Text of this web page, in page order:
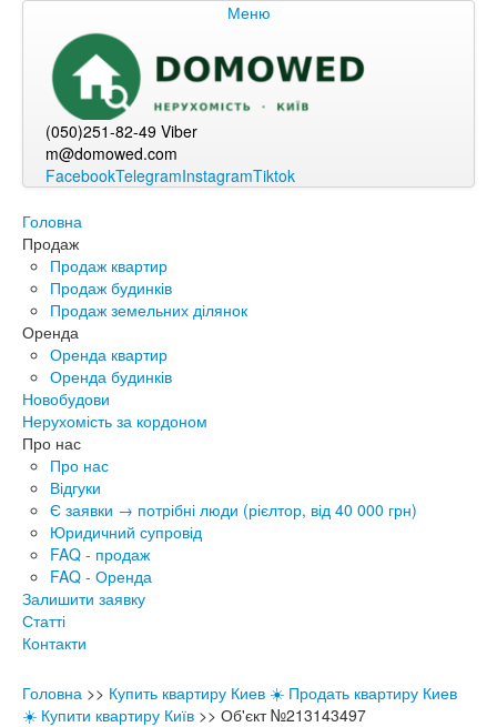
Меню
(050)251-82-49 Viber
m@domowed.com
FacebookTelegramInstagramTiktok
Головна
Продаж
Продаж квартир
Продаж будинків
Продаж земельних ділянок
Оренда
Оренда квартир
Оренда будинків
Новобудови
Нерухомість за кордоном
Про нас
Про нас
Відгуки
Є заявки → потрібні люди (рієлтор, від 40 000 грн)
Юридичний супровід
FAQ - продаж
FAQ - Оренда
Залишити заявку
Статті
Контакти
Головна >> Купить квартиру Киев ☀️ Продать квартиру Киев
☀️ Купити квартиру Київ >> Об'єкт №213143497